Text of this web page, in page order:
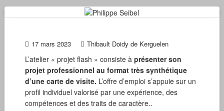
17 mars 2023 Thibault Doidy de Kerguelen
L’atelier « projet flash » consiste à présenter son
projet professionnel au format très synthétique
d’une carte de visite. L’offre d’emploi s’appuie sur un
profil individuel valorisé par une expérience, des
compétences et des traits de caractère..